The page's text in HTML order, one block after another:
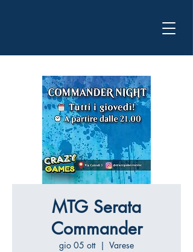
MTG Serata
Commander
gio 05 ott
  |
Varese